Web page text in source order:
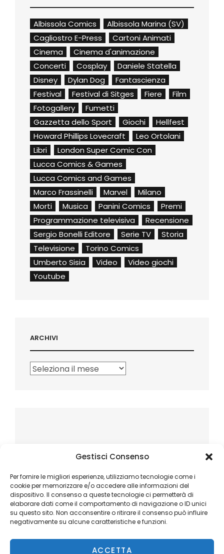
Gestisci Consenso
Per fornire le migliori esperienze, utilizziamo tecnologie come i
cookie per memorizzare e/o accedere alle informazioni del
dispositivo. Il consenso a queste tecnologie ci permetterà di
elaborare dati come il comportamento di navigazione o ID unici
su questo sito. Non acconsentire o ritirare il consenso può influire
negativamente su alcune caratteristiche e funzioni.
ACCETTA
Albissola Comics
Albissola Marina (SV)
Cagliostro E-Press
Cartoni Animati
Cinema
Cinema d'animazione
Concerti
Cosplay
Daniele Statella
Disney
Dylan Dog
Fantascienza
Festival
Festival di Sitges Fiere
Film
Fotogallery
Fumetti
Gazzetta dello Sport
Giochi
Hellfest
Howard Phillips Lovecraft
Leo Ortolani
Libri
London Super Comic Con
Lucca Comics & Games
Lucca Comics and Games
Marco Frassinelli
Marvel
Milano
Morti
Musica Panini Comics
Premi
Programmazione televisiva
Recensione
Sergio Bonelli Editore
Serie TV
Storia
Televisione
Torino Comics
Umberto Sisia
Video
Video giochi
Youtube
ARCHIVI
Archivi